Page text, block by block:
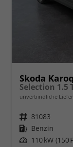
Skoda Karoq
unverbindliche
Fahrzeugnr. 81083
Kraftstoff Benzin
Leistung 110 kW (150